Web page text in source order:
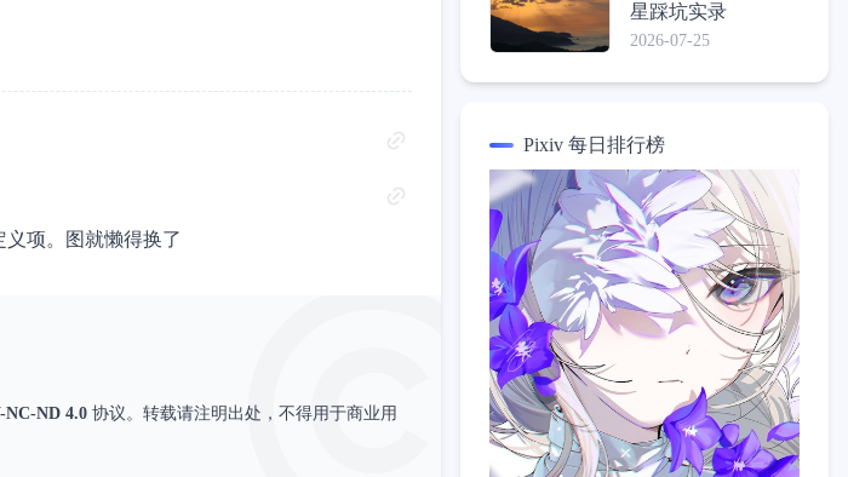
义项。图就懒得换了
NC-ND 4.0 协议。转载请注明出处，不得用于商业用
星踩坑实录
2026-07-25
Pixiv 每日排行榜